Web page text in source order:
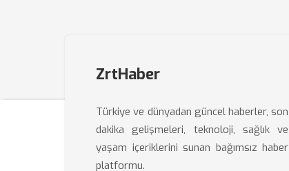
ZrtHaber
Türkiye ve dünyadan güncel haberler, son
dakika gelişmeleri, teknoloji, sağlık ve
yaşam içeriklerini sunan bağımsız haber
platformu.